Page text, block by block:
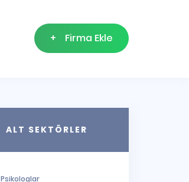
+ Firma Ekle
ALT SEKTÖRLER
Psikologlar